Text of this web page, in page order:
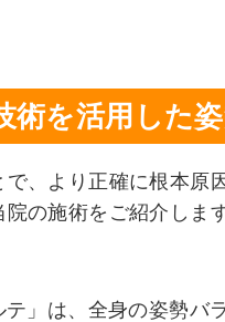
術を活用した
、より正確に根本原
の施術をご紹介します
」は、全身の姿勢バ